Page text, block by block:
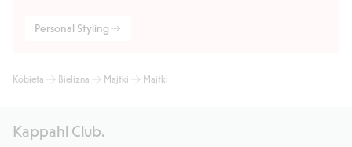
Personal Styling
Kobieta Bielizna Majtki Majtki
Kappahl Club.